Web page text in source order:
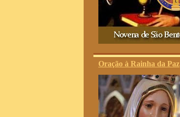
Oração à Rainha da Paz